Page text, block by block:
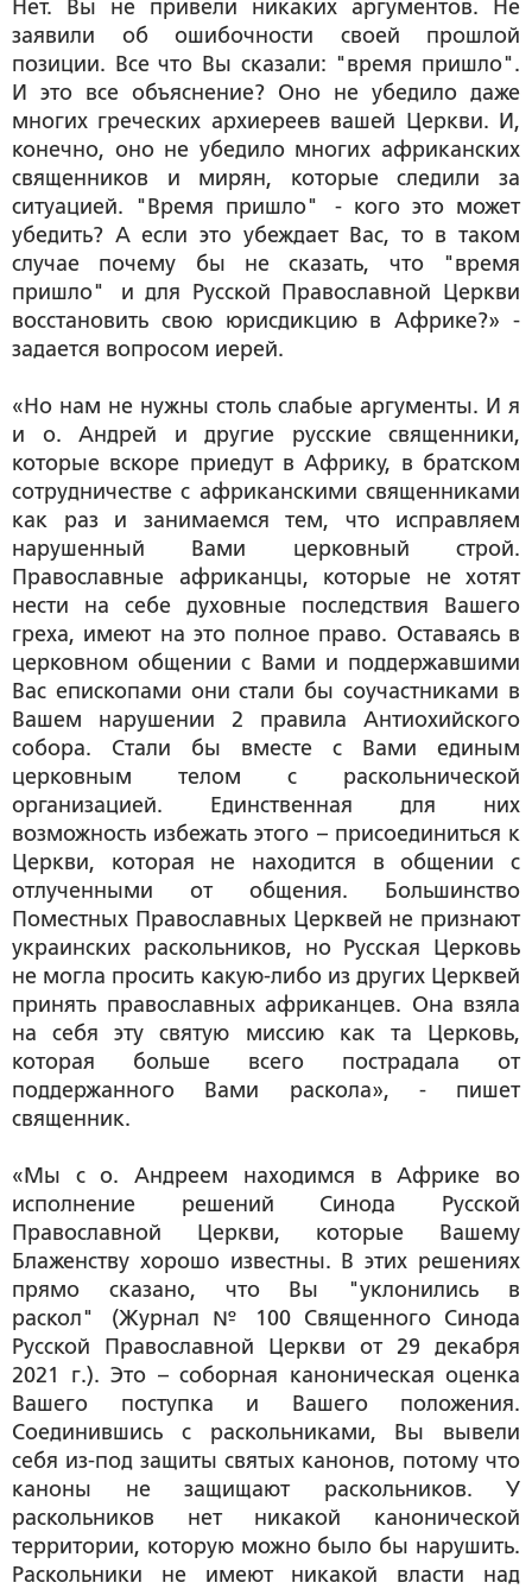
Нет. Вы не привели никаких аргументов. Не
заявили об ошибочности своей прошлой
позиции. Все что Вы сказали: "время пришло".
И это все объяснение? Оно не убедило даже
многих греческих архиереев вашей Церкви. И,
конечно, оно не убедило многих африканских
священников и мирян, которые следили за
ситуацией. "Время пришло" - кого это может
убедить? А если это убеждает Вас, то в таком
случае почему бы не сказать, что "время
пришло" и для Русской Православной Церкви
восстановить свою юрисдикцию в Африке?» -
задается вопросом иерей.
«Но нам не нужны столь слабые аргументы. И я
и о. Андрей и другие русские священники,
которые вскоре приедут в Африку, в братском
сотрудничестве с африканскими священниками
как раз и занимаемся тем, что исправляем
нарушенный Вами церковный строй.
Православные африканцы, которые не хотят
нести на себе духовные последствия Вашего
греха, имеют на это полное право. Оставаясь в
церковном общении с Вами и поддержавшими
Вас епископами они стали бы соучастниками в
Вашем нарушении 2 правила Антиохийского
собора. Стали бы вместе с Вами единым
церковным телом с раскольнической
организацией. Единственная для них
возможность избежать этого – присоединиться к
Церкви, которая не находится в общении с
отлученными от общения. Большинство
Поместных Православных Церквей не признают
украинских раскольников, но Русская Церковь
не могла просить какую-либо из других Церквей
принять православных африканцев. Она взяла
на себя эту святую миссию как та Церковь,
которая больше всего пострадала от
поддержанного Вами раскола», - пишет
священник.
«Мы с о. Андреем находимся в Африке во
исполнение решений Синода Русской
Православной Церкви, которые Вашему
Блаженству хорошо известны. В этих решениях
прямо сказано, что Вы "уклонились в
раскол" (Журнал № 100 Священного Синода
Русской Православной Церкви от 29 декабря
2021 г.). Это – соборная каноническая оценка
Вашего поступка и Вашего положения.
Соединившись с раскольниками, Вы вывели
себя из-под защиты святых канонов, потому что
каноны не защищают раскольников. У
раскольников нет никакой канонической
территории, которую можно было бы нарушить.
Раскольники не имеют никакой власти над